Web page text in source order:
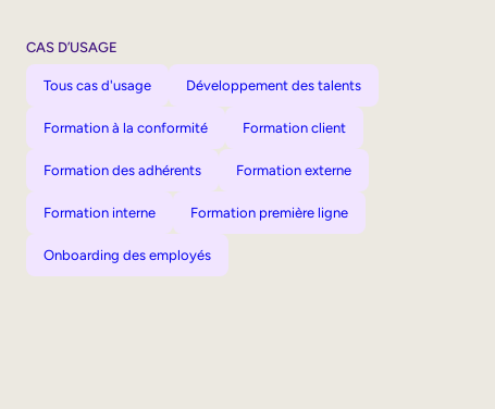
CAS D’USAGE
Tous cas d'usage Développement des talents
Formation à la conformité Formation client
Formation des adhérents Formation externe
Formation interne Formation première ligne
Onboarding des employés